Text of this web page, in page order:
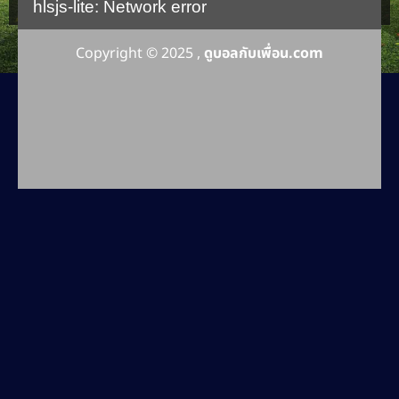
hlsjs-lite: Network error
Copyright © 2025 , ดูบอลกับเพื่อน.com